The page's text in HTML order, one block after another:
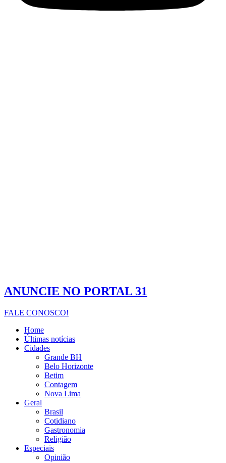
ANUNCIE NO PORTAL 31
FALE CONOSCO!
Home
Últimas notícias
Cidades
Grande BH
Belo Horizonte
Betim
Contagem
Nova Lima
Geral
Brasil
Cotidiano
Gastronomia
Religião
Especiais
Opinião